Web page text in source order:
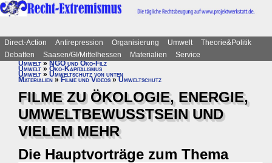
Direct-Action Antirepression Organisierung Umwelt
Theorie&Politik
Debatten
Saasen/GI/Mittelhessen Materialien
Service
Umwelt»NGO und Öko-Filz
Umwelt » Öko-Kapitalismus
Umwelt » Umweltschutz von unten
Materialien » Filme und Videos » Umweltschutz
FILME ZU ÖKOLOGIE, ENERGIE,
UMWELTBEWUSSTSEIN UND
VIELEM MEHR
Die Hauptvorträge zum Thema